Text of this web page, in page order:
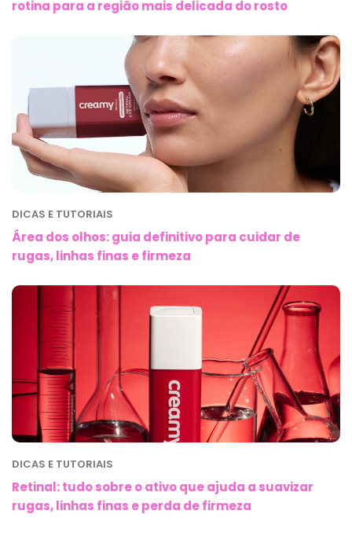
rotina para a região mais delicada do rosto
DICAS E TUTORIAIS
Área dos olhos: guia definitivo para cuidar de
rugas, linhas finas e firmeza
DICAS E TUTORIAIS
Retinal: tudo sobre o ativo que ajuda a suavizar
rugas, linhas finas e perda de firmeza